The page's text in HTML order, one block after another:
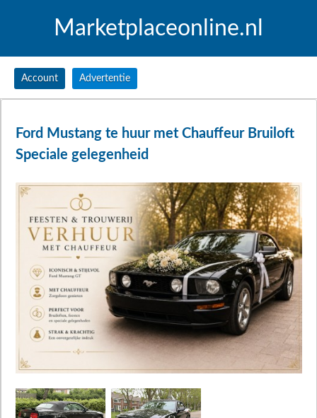
Marketplaceonline.nl
Account Advertentie
Ford Mustang te huur met Chauffeur Bruiloft
Speciale gelegenheid